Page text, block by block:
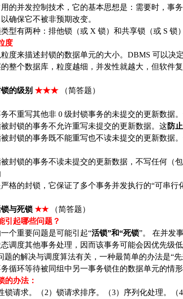
的并发控制技术，它的基本思想是：需要时，事
确保它不被非预期改变。
型有两种：排他锁（或 X 锁）和共享锁（或 S 锁
度
度来描述封锁的数据单元的大小。DBMS 可以决
整个数据库，粒度越细，并发性就越大，但软件
的级别 ★★★
（简答题）
不重写其他非 0 级封锁事务的未提交的更新数据
封锁的事务不允许重写未提交的更新数据。这防
封锁的事务既不能重写也不读未提交的更新数据
封锁的事务不读未提交的更新数据，不写任何（
格的封锁，它保证了多个事务并发执行的“可串行
与死锁 ★★
（简答题）
引起哪些问题？
个重要问题是可能引起“活锁”和“死锁”。 在并发
调度其他事务处理，因而该事务可能会因优先级
题的解决与调度算法有关，一种最简单的办法是“先
循环等待被同组中另一事务锁住的数据单元的情
的办法：
锁请求。（2）锁请求排序。（3）序列化处理。（4